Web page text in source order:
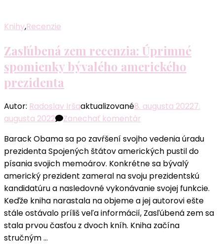
Knihy,Recenzie
Zasľúbená zem recenzia: Úprimné
spomienky bývalého amerického
prezidenta
Autor: Radoslav Iršaaktualizované8. augusta 20227.
augusta 2022
Zanechať komentár
Zasľúbená
zem
recenzia:
Úprimné
spomienky
bývalého
amerického
prezidenta
Barack Obama sa po zavŕšení svojho vedenia úradu
prezidenta Spojených štátov amerických pustil do
písania svojich memoárov. Konkrétne sa bývalý
americký prezident zameral na svoju prezidentskú
kandidatúru a nasledovné vykonávanie svojej funkcie.
Keďže kniha narastala na objeme a jej autorovi ešte
stále ostávalo príliš veľa informácií, Zasľúbená zem sa
stala prvou časťou z dvoch kníh. Kniha začína
stručným …